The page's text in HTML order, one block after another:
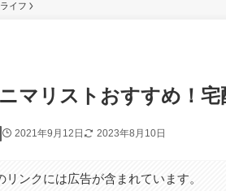
イフ
マリストおすすめ！
2021年9月12日 2023年8月10日
リンクには広告が含まれています。